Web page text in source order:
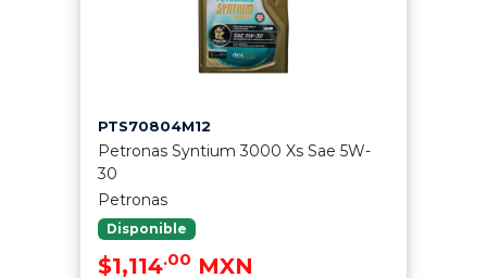
PTS70804M12
Petronas Syntium 3000 Xs Sae 5W-
30
Petronas
Disponible
$1,114.00 MXN